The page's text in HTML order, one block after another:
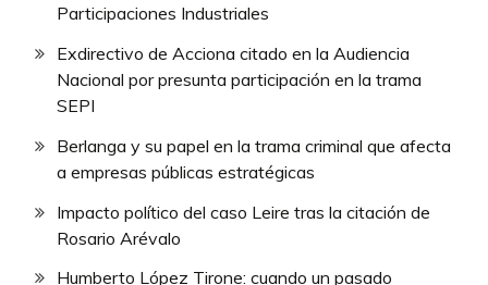
Participaciones Industriales
Exdirectivo de Acciona citado en la Audiencia
Nacional por presunta participación en la trama
SEPI
Berlanga y su papel en la trama criminal que afecta
a empresas públicas estratégicas
Impacto político del caso Leire tras la citación de
Rosario Arévalo
Humberto López Tirone: cuando un pasado